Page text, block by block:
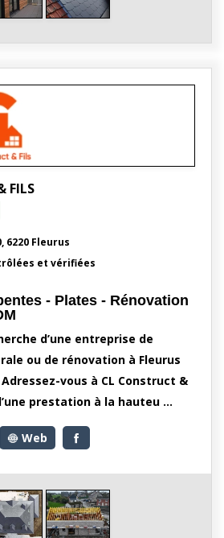
FILS
6220 Fleurus
et vérifiées
- Plates - Rénovation
d’une entreprise de
ou de rénovation à Fleurus
vous à CL Construct &
prestation à la hauteu …
Web